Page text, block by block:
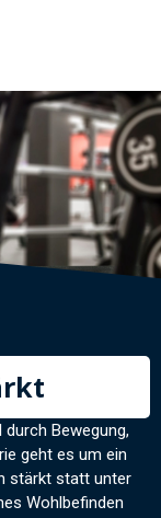
Bewegung,
geht es um ein
stärkt statt unter
Wohlbefinden